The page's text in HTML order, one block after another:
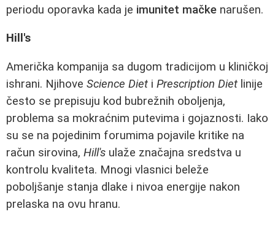
periodu oporavka kada je imunitet mačke narušen.
Hill's
Američka kompanija sa dugom tradicijom u kliničkoj
ishrani. Njihove Science Diet i Prescription Diet linije
često se prepisuju kod bubrežnih oboljenja,
problema sa mokraćnim putevima i gojaznosti. Iako
su se na pojedinim forumima pojavile kritike na
račun sirovina, Hill's ulaže značajna sredstva u
kontrolu kvaliteta. Mnogi vlasnici beleže
poboljšanje stanja dlake i nivoa energije nakon
prelaska na ovu hranu.